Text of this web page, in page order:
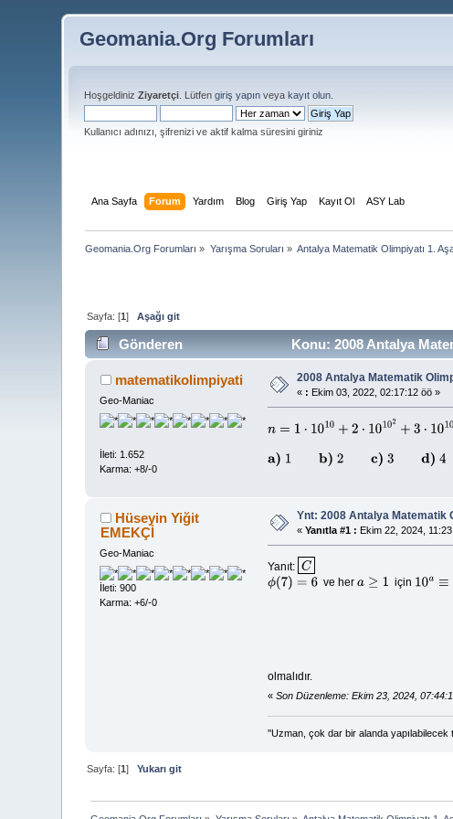
Geomania.Org Forumları
HoşgeldinizZiyaretçi . Lütfengiriş yapın veyakayıt olun
Kullanıcı adınızı, şifrenizi ve aktif kalma süresini giriniz
Ana Sayfa Forum Yardım Blog Giriş Yap Kayıt Ol ASY Lab
Geomania.Org Forumları » Yarışma Soruları » Antalya Matematik Olimpiyatı 1.
Sayfa: [1]Aşağı git
Gönderen Konu: 2008 Antalya
matematikolimpiyati
Geo-Maniac
İleti: 1.652
Karma: +8/-0
2008 Antalya Matematik
« : Ekim 03, 2022, 02:17:12 öö »
n= 1⋅ 10 10+2⋅10102+3⋅10 103 +⋯ +9⋅10
a) 1b) 3d) 4e)
Hüseyin Yiğit
EMEKÇİ
Geo-Maniac
İleti: 900
Karma: +6/-0
Ynt: 2008 Antalya Matematik
«Yanıtla #1 : Ekim 22, 2024,
Yanıt: C
ϕ(7) = 6 ve hera≥1 için 10a ≡4(
olmalıdır.
« Son Düzenleme: Ekim 23, 2024,
''Uzman, çok dar bir alanda
Sayfa: [1]Yukarı git